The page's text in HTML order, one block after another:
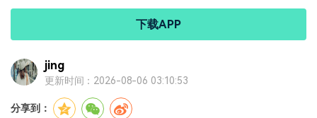
下载APP
jing
更新时间：2026-08-06 03:10:53
分享到：